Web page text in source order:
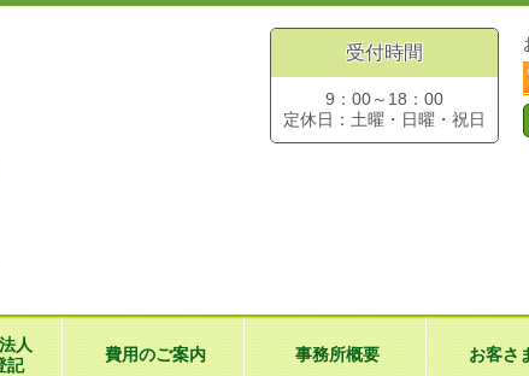
受付時間
9：00～18：00
定休日：土曜・日曜・祝日
人
記
費用のご案内 事務所概要 お客さ